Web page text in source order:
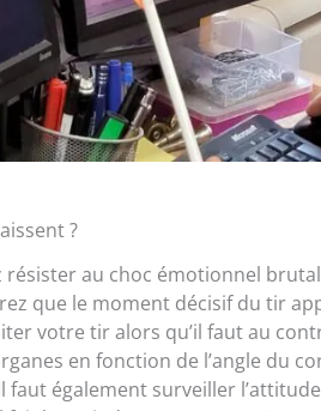
?
résister au choc émotionnel
que le moment décisif du tir
votre tir alors qu’il faut au
en fonction de l’angle du
également surveiller